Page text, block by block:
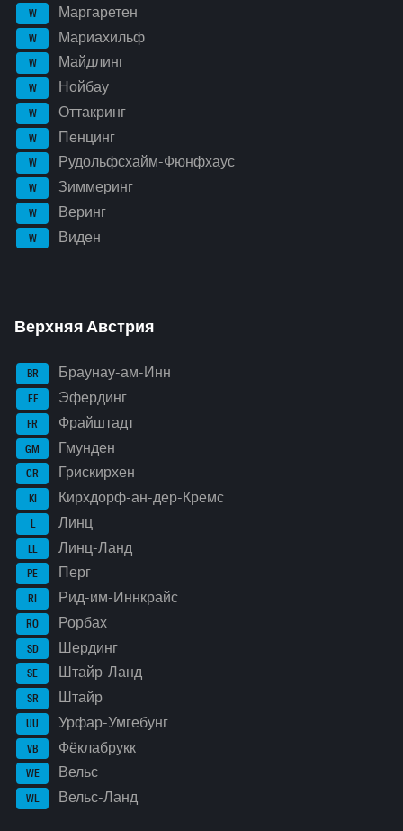
W Маргаретен
W Мариахильф
W Майдлинг
W Нойбау
W Оттакринг
W Пенцинг
W Рудольфсхайм-Фюнфхаус
W Зиммеринг
W Веринг
W Виден
Верхняя Австрия
BR Браунау-ам-Инн
EF Эфердинг
FR Фрайштадт
GM Гмунден
GR Грискирхен
KI Кирхдорф-ан-дер-Кремс
L Линц
LL Линц-Ланд
PE Перг
RI Рид-им-Иннкрайс
RO Рорбах
SD Шердинг
SE Штайр-Ланд
SR Штайр
UU Урфар-Умгебунг
VB Фёклабрукк
WE Вельс
WL Вельс-Ланд